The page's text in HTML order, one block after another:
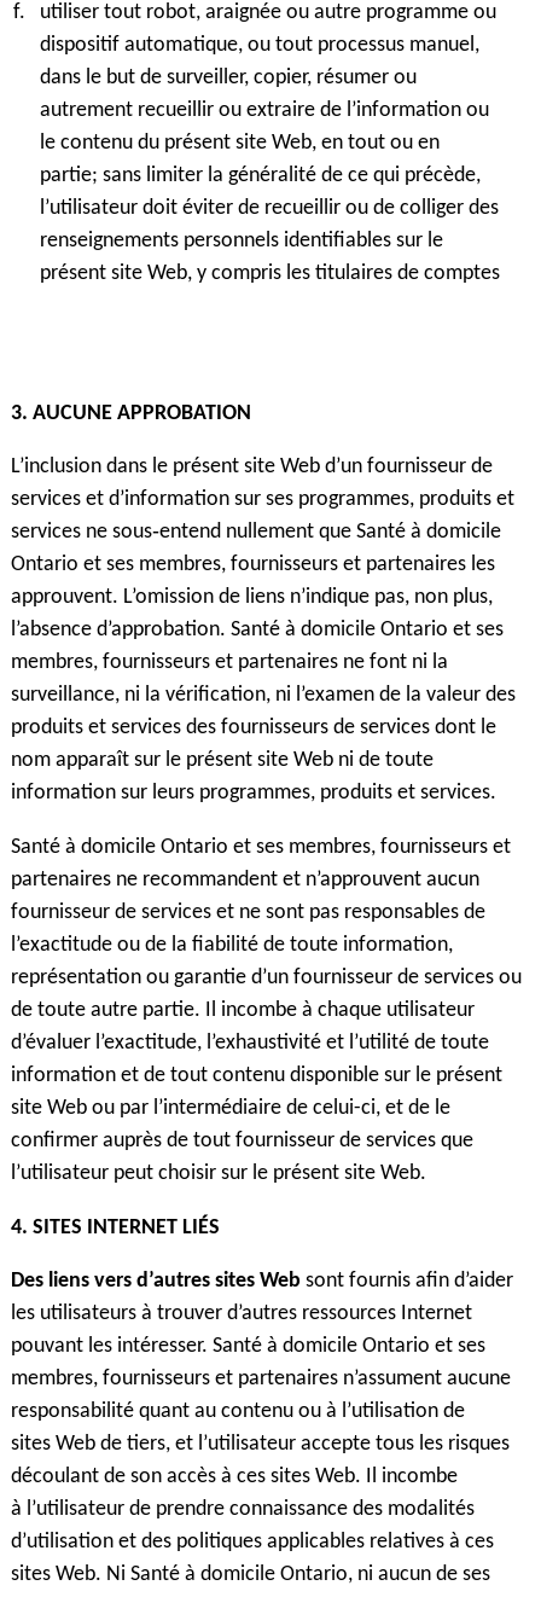
utiliser tout robot, araignée ou autre programme ou
dispositif automatique, ou tout processus manuel,
dans le but de surveiller, copier, résumer ou
autrement recueillir ou extraire de l’information ou
le contenu du présent site Web, en tout ou en
partie; sans limiter la généralité de ce qui précède,
l’utilisateur doit éviter de recueillir ou de colliger des
renseignements personnels identifiables sur le
présent site Web, y compris les titulaires de comptes
3. AUCUNE APPROBATION
L’inclusion dans le présent site Web d’un fournisseur de
services et d’information sur ses programmes, produits et
services ne sous‑entend nullement que Santé à domicile
Ontario et ses membres, fournisseurs et partenaires les
approuvent. L’omission de liens n’indique pas, non plus,
l’absence d’approbation. Santé à domicile Ontario et ses
membres, fournisseurs et partenaires ne font ni la
surveillance, ni la vérification, ni l’examen de la valeur des
produits et services des fournisseurs de services dont le
nom apparaît sur le présent site Web ni de toute
information sur leurs programmes, produits et services.
Santé à domicile Ontario et ses membres, fournisseurs et
partenaires ne recommandent et n’approuvent aucun
fournisseur de services et ne sont pas responsables de
l’exactitude ou de la fiabilité de toute information,
représentation ou garantie d’un fournisseur de services ou
de toute autre partie. Il incombe à chaque utilisateur
d’évaluer l’exactitude, l’exhaustivité et l’utilité de toute
information et de tout contenu disponible sur le présent
site Web ou par l’intermédiaire de celui-ci, et de le
confirmer auprès de tout fournisseur de services que
l’utilisateur peut choisir sur le présent site Web.
4. SITES INTERNET LIÉS
Des liens vers d’autres sites Web sont fournis afin d’aider
les utilisateurs à trouver d’autres ressources Internet
pouvant les intéresser. Santé à domicile Ontario et ses
membres, fournisseurs et partenaires n’assument aucune
responsabilité quant au contenu ou à l’utilisation de
sites Web de tiers, et l’utilisateur accepte tous les risques
découlant de son accès à ces sites Web. Il incombe
à l’utilisateur de prendre connaissance des modalités
d’utilisation et des politiques applicables relatives à ces
sites Web. Ni Santé à domicile Ontario, ni aucun de ses